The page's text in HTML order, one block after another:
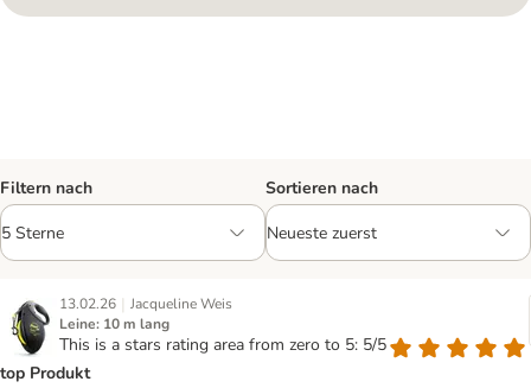
Filtern nach Sortieren nach
13.02.26 | Jacqueline Weis
Leine: 10 m lang
This is a stars rating area from zero to 5: 5/5
top Produkt